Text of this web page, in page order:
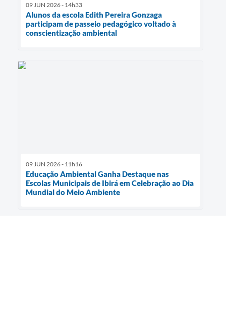
09 JUN 2026 - 14h33
Alunos da escola Edith Pereira Gonzaga
participam de passeio pedagógico voltado à
conscientização ambiental
09 JUN 2026 - 11h16
Educação Ambiental Ganha Destaque nas
Escolas Municipais de Ibirá em Celebração ao Dia
Mundial do Meio Ambiente